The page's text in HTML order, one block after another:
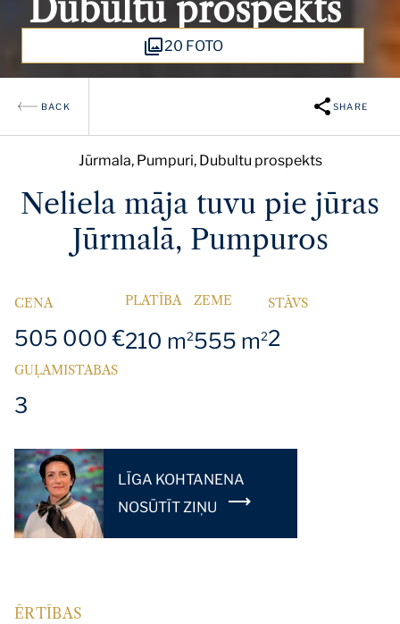
Dubultu prospekts
20 FOTO
BACK SHARE
Jūrmala, Pumpuri, Dubultu prospekts
Neliela māja tuvu pie jūras
Jūrmalā, Pumpuros
CENA
505 000 €
PLATĪBA
210 m2
ZEME
555 m2
STĀVS
2
GUĻAMISTABAS
3
LĪGA KOHTANENA
NOSŪTĪT ZIŅU
ĒRTĪBAS